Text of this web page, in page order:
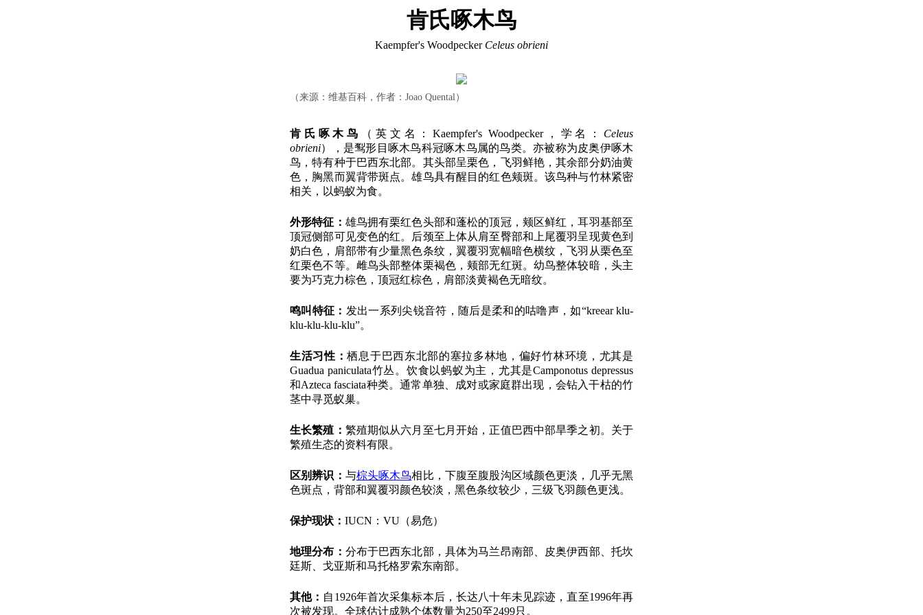
肯氏啄木鸟
Kaempfer's Woodpecker Celeus obrieni
（来源：维基百科，作者：Joao Quental）
肯氏啄木鸟 （英文名：Kaempfer's Woodpecker，学名： Celeus
obrieni），是䴕形目啄木鸟科冠啄木鸟属的鸟类。亦被称为皮奥伊啄木
鸟，特有种于巴西东北部。其头部呈栗色，飞羽鲜艳，其余部分奶油黄
色，胸黑而翼背带斑点。雄鸟具有醒目的红色颊斑。该鸟种与竹林紧密
相关，以蚂蚁为食。
外形特征： 雄鸟拥有栗红色头部和蓬松的顶冠，颊区鲜红，耳羽基部至
顶冠侧部可见变色的红。后颈至上体从肩至臀部和上尾覆羽呈现黄色到
奶白色，肩部带有少量黑色条纹，翼覆羽宽幅暗色横纹，飞羽从栗色至
红栗色不等。雌鸟头部整体栗褐色，颊部无红斑。幼鸟整体较暗，头主
要为巧克力棕色，顶冠红棕色，肩部淡黄褐色无暗纹。
鸣叫特征： 发出一系列尖锐音符，随后是柔和的咕噜声，如“kreear klu-
klu-klu-klu-klu”。
生活习性：栖息于巴西东北部的塞拉多林地，偏好竹林环境，尤其是
Guadua paniculata竹丛。饮食以蚂蚁为主，尤其是Camponotus depressus
和Azteca fasciata种类。通常单独、成对或家庭群出现，会钻入干枯的竹
茎中寻觅蚁巢。
生长繁殖： 繁殖期似从六月至七月开始，正值巴西中部旱季之初。关于
繁殖生态的资料有限。
区别辨识： 与棕头啄木鸟相比，下腹至腹股沟区域颜色更淡，几乎无黑
色斑点，背部和翼覆羽颜色较淡，黑色条纹较少，三级飞羽颜色更浅。
保护现状： IUCN：VU（易危）
地理分布： 分布于巴西东北部，具体为马兰昂南部、皮奥伊西部、托坎
廷斯、戈亚斯和马托格罗索东南部。
其他： 自1926年首次采集标本后，长达八十年未见踪迹，直至1996年再
次被发现。全球估计成熟个体数量为250至2499只。